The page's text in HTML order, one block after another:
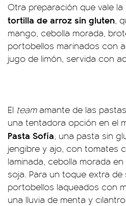
Otra preparación que vale
tortilla de arroz sin gluten,
mango, cebolla morada,
portobellos marinados con
jugo de limón, servida con
El teamamante de las
una tentadora opción en el
Pasta Sofía, una pasta sin
jengibre y ajo, con tomates
laminada, cebolla morada
soja. Para un toque extra
portobellos laqueados con
una lluvia de menta y